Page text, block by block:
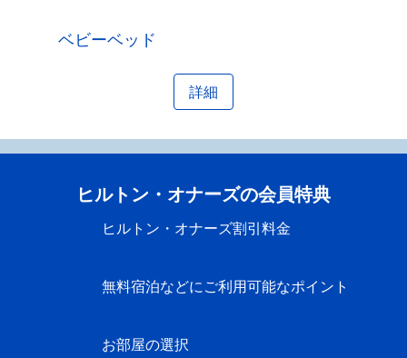
ベビーベッド
詳細
ヒルトン・オナーズの会員特典
ヒルトン・オナーズ割引料金
無料宿泊などにご利用可能なポイント
お部屋の選択